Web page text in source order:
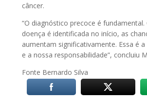
câncer.
“O diagnóstico precoce é fundamental.
doença é identificada no início, as
aumentam significativamente. Essa é
e a nossa responsabilidade”, concluiu
Fonte Bernardo Silva